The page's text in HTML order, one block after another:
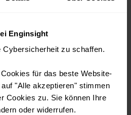
Enginsight
Cybersicherheit zu schaffen.
für das beste Website-
"Alle akzeptieren" stimmen
Cookies zu. Sie können Ihre
oder widerrufen.
informiert zu bleiben und
Zusätzliche
einführen, wie z. B. die
Faktor-Authentifizierung.